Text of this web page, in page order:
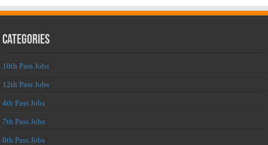
Categories
10th Pass Jobs
12th Pass Jobs
4th Pass Jobs
7th Pass Jobs
8th Pass Jobs